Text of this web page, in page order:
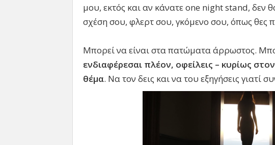
μου, εκτός και αν κάνατε one night stand, δεν
σχέση σου, φλερτ σου, γκόμενο σου, όπως θες
Μπορεί να είναι στα πατώματα άρρωστος.
ενδιαφέρεσαι πλέον, οφείλεις – κυρίως
θέμα. Να τον δεις και να του εξηγήσεις γιατί